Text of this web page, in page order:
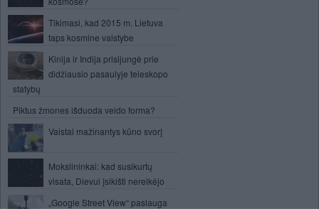
Tikimasi, kad 2015 m. Lietuva
taps kosmine valstybe
Kinija ir Indija prisijungė prie
didžiausio pasaulyje teleskopo
statybų
Piktus žmones išduoda veido forma?
Vaistai mažinantys kūno svorį
Mokslininkai: kad susikurtų
visata, Dievui įsikišti nereikėjo
„Google Street View“ paslauga